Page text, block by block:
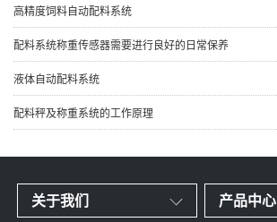
高精度饲料自动配料系统
配料系统称重传感器需要进行良好的日常保养
液体自动配料系统
配料秤及称重系统的工作原理
关于我们 产品中心